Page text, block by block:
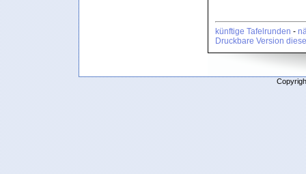
künftige Tafelrunden -
Druckbare Version